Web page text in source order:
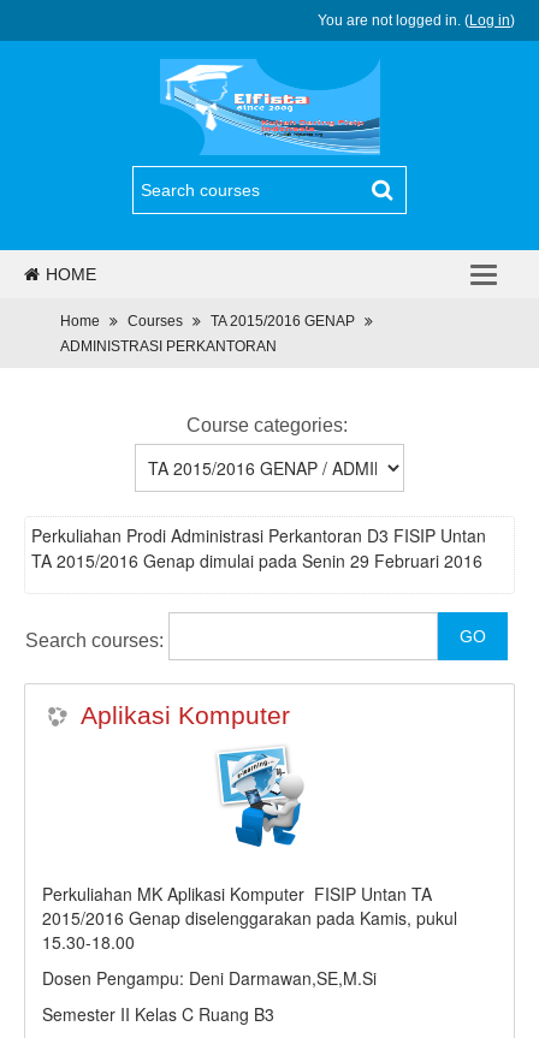
You are not logged in. (Log in)
HOME
PJJ
DAFTAR
KULIAH DARING
Home Courses
TA 2015/2016 GENAP
ADMINISTRASI PERKANTORAN
Course categories:
Perkuliahan Prodi Administrasi Perkantoran D3 FISIP Untan
TA 2015/2016 Genap dimulai pada Senin 29 Februari 2016
Search courses:
Aplikasi Komputer
Perkuliahan MK Aplikasi Komputer FISIP Untan TA
2015/2016 Genap diselenggarakan pada Kamis, pukul
15.30-18.00
Dosen Pengampu: Deni Darmawan,SE,M.Si
Semester II Kelas C Ruang B3